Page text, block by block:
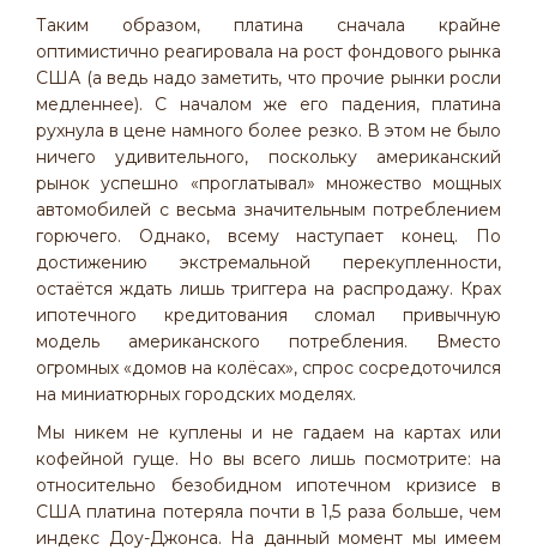
Таким образом, платина сначала крайне
оптимистично реагировала на рост фондового рынка
США (а ведь надо заметить, что прочие рынки росли
медленнее). С началом же его падения, платина
рухнула в цене намного более резко. В этом не было
ничего удивительного, поскольку американский
рынок успешно «проглатывал» множество мощных
автомобилей с весьма значительным потреблением
горючего. Однако, всему наступает конец. По
достижению экстремальной перекупленности,
остаётся ждать лишь триггера на распродажу. Крах
ипотечного кредитования сломал привычную
модель американского потребления. Вместо
огромных «домов на колёсах», спрос сосредоточился
на миниатюрных городских моделях.
Мы никем не куплены и не гадаем на картах или
кофейной гуще. Но вы всего лишь посмотрите: на
относительно безобидном ипотечном кризисе в
США платина потеряла почти в 1,5 раза больше, чем
индекс Доу-Джонса. На данный момент мы имеем